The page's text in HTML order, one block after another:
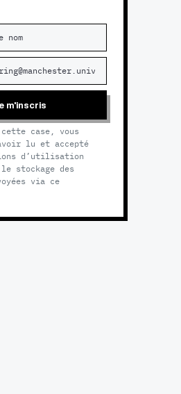
m'inscris
cette case, vous
lu et accepté
d’utilisation
le stockage des
via ce